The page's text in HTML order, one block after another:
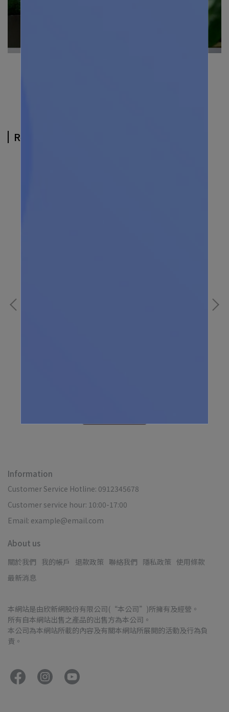
Related Products
Information
Customer Service Hotline: 0912345678
Customer service hour: 10:00-17:00
Email: example@email.com
About us
關於我們 我的帳戶 退款政策 聯絡我們 隱私政策 使用條款
最新消息
本網站是由欣新網股份有限公司(“本公司”)所擁有及經營。
所有自本網站出售之產品的出售方為本公司。
本公司為本網站所載的內容及有關本網站所展開的活動及行為負
責。